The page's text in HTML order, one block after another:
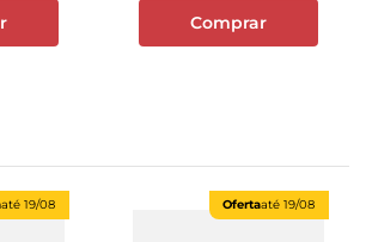
Comprar
até 19/08 Ofertaaté 19/08